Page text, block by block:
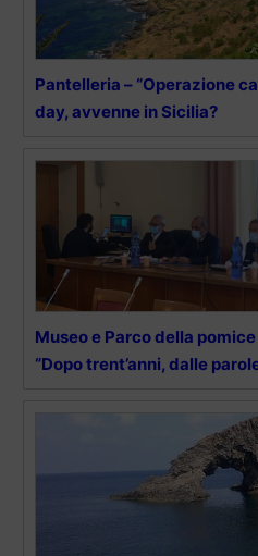
Pantelleria – “Operazione
day, avvenne in Sicilia?
Museo e Parco della
“Dopo trent’anni, dalle